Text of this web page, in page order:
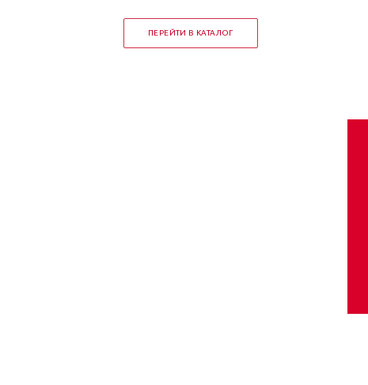
ПЕРЕЙТИ В КАТАЛОГ